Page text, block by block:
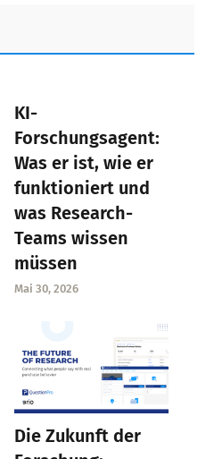
KI-
Forschungsagent:
Was er ist, wie er
funktioniert und
was Research-
Teams wissen
müssen
Mai 30, 2026
Die Zukunft der